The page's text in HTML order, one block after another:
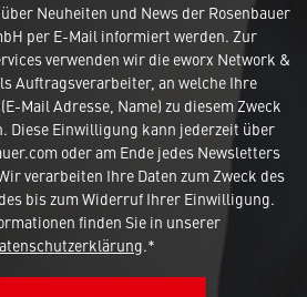
Neuheiten und News der Rosenbauer
per E-Mail informiert werden. Zur
verwenden wir die eworx Network &
Auftragsverarbeiter, an welche Ihre
Mail Adresse, Name) zu diesem Zweck
Diese Einwilligung kann jederzeit über
oder am Ende jedes Newsletters
verarbeiten Ihre Daten zum Zweck des
bis zum Widerruf Ihrer Einwilligung.
finden Sie in unserer
.*